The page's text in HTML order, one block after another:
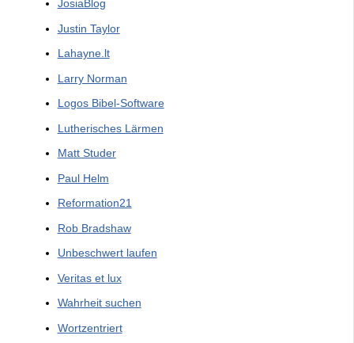
JosiaBlog
Justin Taylor
Lahayne.lt
Larry Norman
Logos Bibel-Software
Lutherisches Lärmen
Matt Studer
Paul Helm
Reformation21
Rob Bradshaw
Unbeschwert laufen
Veritas et lux
Wahrheit suchen
Wortzentriert